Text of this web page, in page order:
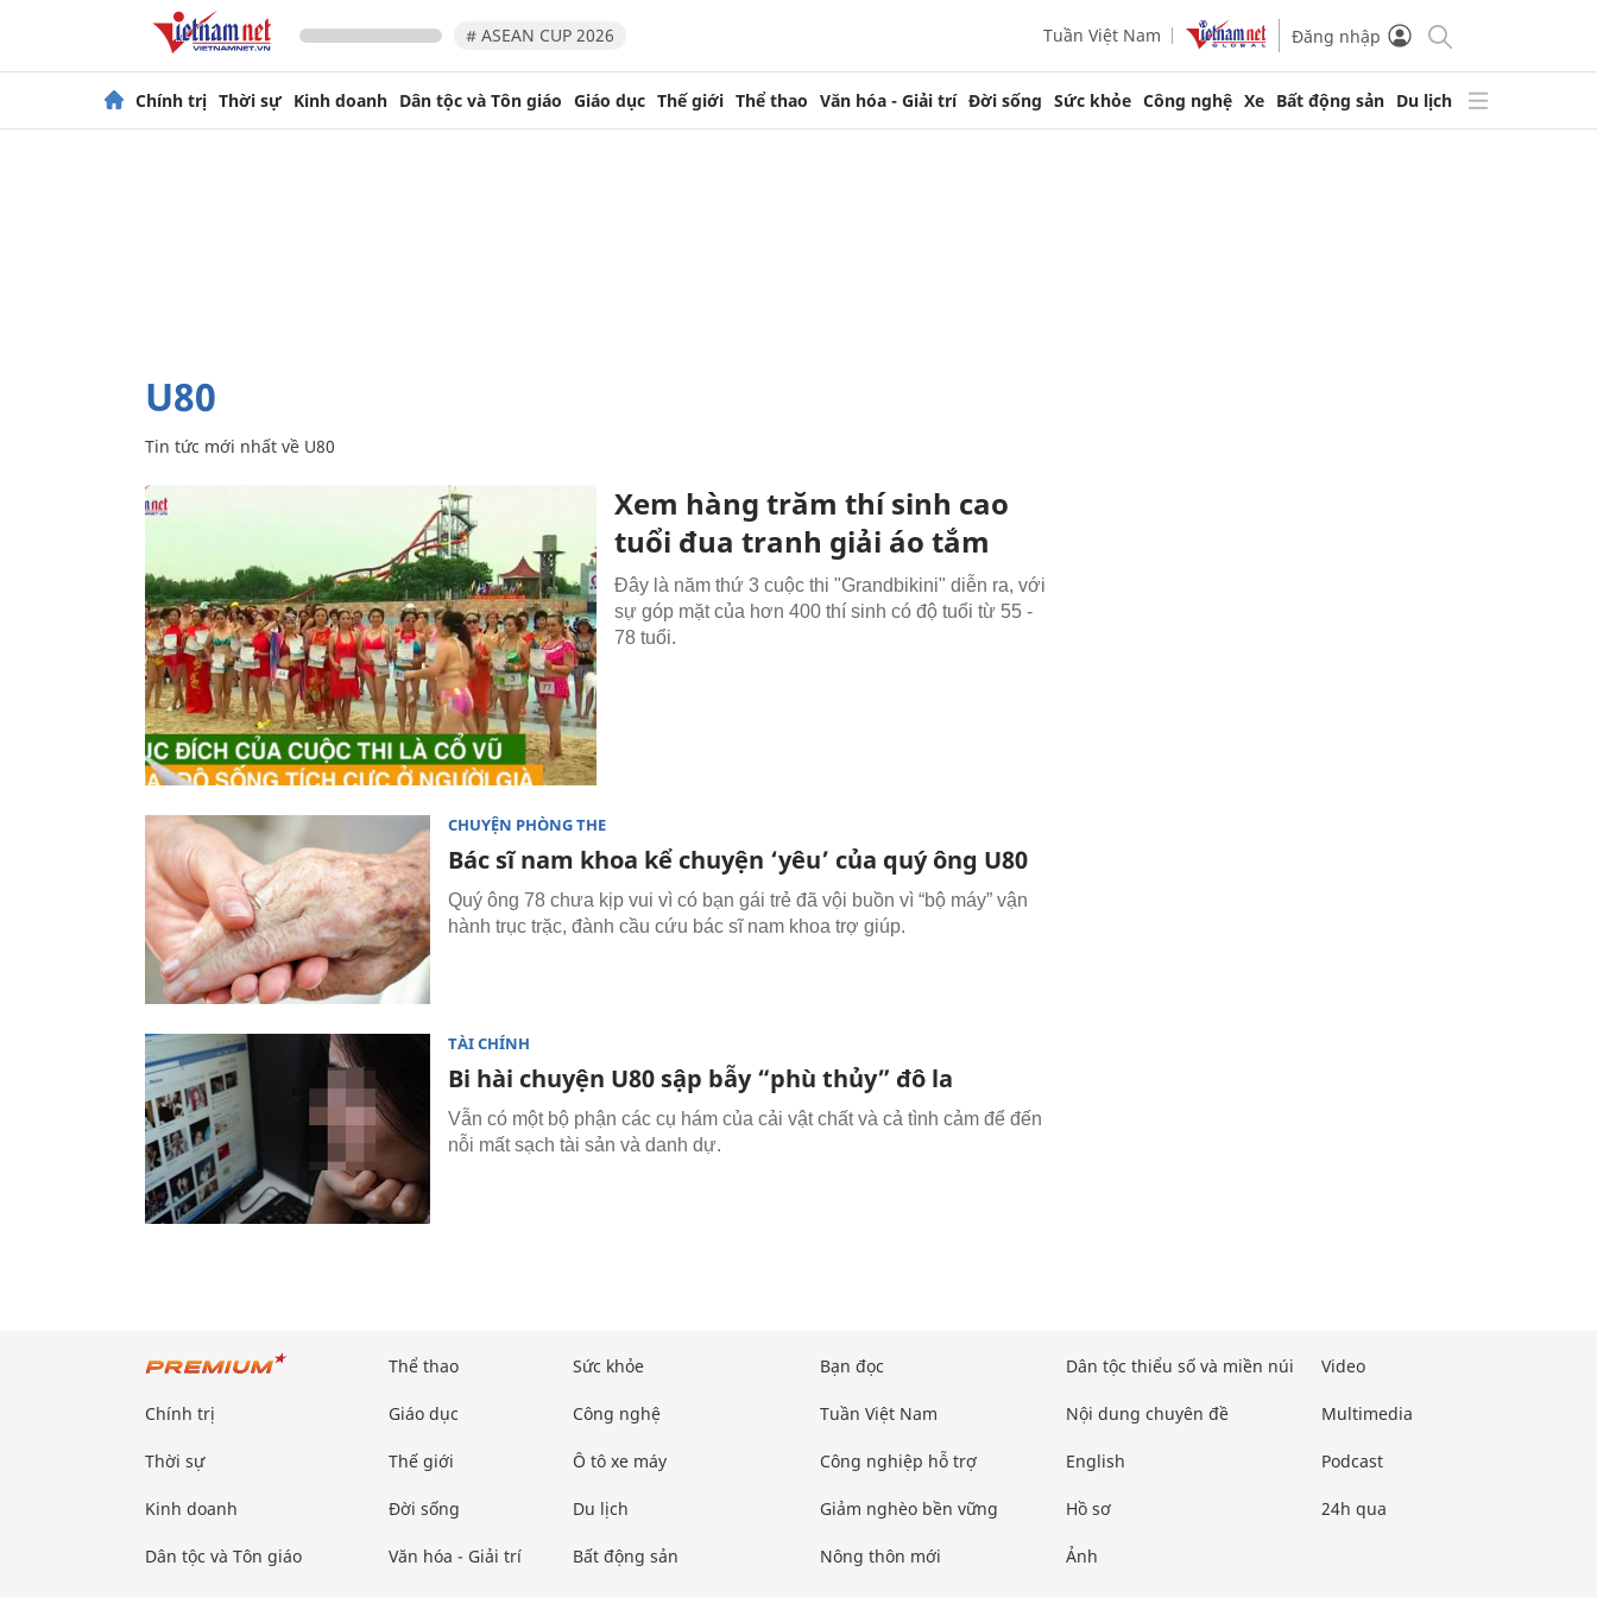
# ASEAN CUP 2026 Tuần Việt Nam Đăng nhập
Chính trị Thời sự Kinh doanh Dân tộc và Tôn giáo Giáo dục Thế giới Thể thao Văn hóa - Giải trí Đời sống Sức khỏe Công nghệ Xe Bất động sản Du lịch
U80
Tin tức mới nhất về U80
Xem hàng trăm thí sinh cao
tuổi đua tranh giải áo tắm
Đây là năm thứ 3 cuộc thi "Grandbikini" diễn ra, với
sự góp mặt của hơn 400 thí sinh có độ tuổi từ 55 -
78 tuổi.
CHUYỆN PHÒNG THE
Bác sĩ nam khoa kể chuyện ‘yêu’ của quý ông U80
Quý ông 78 chưa kịp vui vì có bạn gái trẻ đã vội buồn vì “bộ máy” vận
hành trục trặc, đành cầu cứu bác sĩ nam khoa trợ giúp.
TÀI CHÍNH
Bi hài chuyện U80 sập bẫy “phù thủy” đô la
Vẫn có một bộ phận các cụ hám của cải vật chất và cả tình cảm để đến
nỗi mất sạch tài sản và danh dự.
Chính trị
Thời sự
Kinh doanh
Dân tộc và Tôn giáo
Thể thao
Giáo dục
Thế giới
Đời sống
Văn hóa - Giải trí
Sức khỏe
Công nghệ
Ô tô xe máy
Du lịch
Bất động sản
Bạn đọc
Tuần Việt Nam
Công nghiệp hỗ trợ
Giảm nghèo bền vững
Nông thôn mới
Dân tộc thiểu số và miền núi
Nội dung chuyên đề
English
Hồ sơ
Ảnh
Video
Multimedia
Podcast
24h qua